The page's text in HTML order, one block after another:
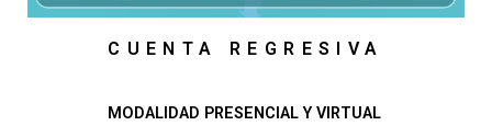
CUENTA REGRESIVA
MODALIDAD PRESENCIAL Y VIRTUAL